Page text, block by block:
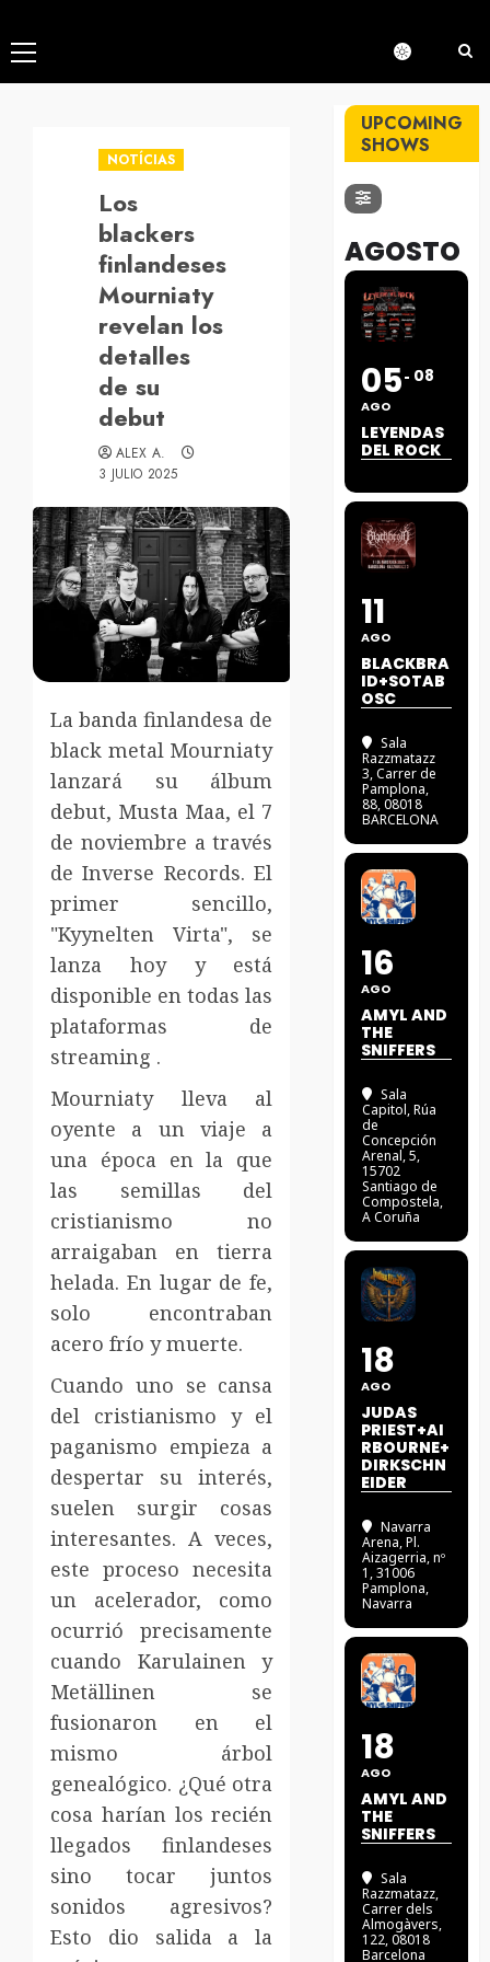
Menú
principal
NOTÍCIAS
Los
blackers
finlandeses
Mourniaty
revelan los
detalles
de su
debut
ALEX A.
3 JULIO 2025
La banda finlandesa de
black metal Mourniaty
lanzará su álbum
debut, Musta Maa, el 7
de noviembre a través
de Inverse Records. El
primer sencillo,
"Kyynelten Virta", se
lanza hoy y está
disponible en todas las
plataformas de
streaming .
Mourniaty lleva al
oyente a un viaje a
una época en la que
las semillas del
cristianismo no
arraigaban en tierra
helada. En lugar de fe,
solo encontraban
acero frío y muerte.
Cuando uno se cansa
del cristianismo y el
paganismo empieza a
despertar su interés,
suelen surgir cosas
interesantes. A veces,
este proceso necesita
un acelerador, como
ocurrió precisamente
cuando Karulainen y
Metällinen se
fusionaron en el
mismo árbol
genealógico. ¿Qué otra
cosa harían los recién
llegados finlandeses
sino tocar juntos
sonidos agresivos?
Esto dio salida a la
UPCOMING
SHOWS
AGOSTO
05
AGO
08
LEYENDAS
DEL ROCK
11
AGO
BLACKBRA
ID+SOTAB
OSC
Sala
Razzmatazz
3, Carrer de
Pamplona,
88, 08018
BARCELONA
16
AGO
AMYL AND
THE
SNIFFERS
Sala
Capitol, Rúa
de
Concepción
Arenal, 5,
15702
Santiago de
Compostela,
A Coruña
18
AGO
JUDAS
PRIEST+AI
RBOURNE+
DIRKSCHN
EIDER
Navarra
Arena, Pl.
Aizagerria, nº
1, 31006
Pamplona,
Navarra
18
AGO
AMYL AND
THE
SNIFFERS
Sala
Razzmatazz,
Carrer dels
Almogàvers,
122, 08018
Barcelona